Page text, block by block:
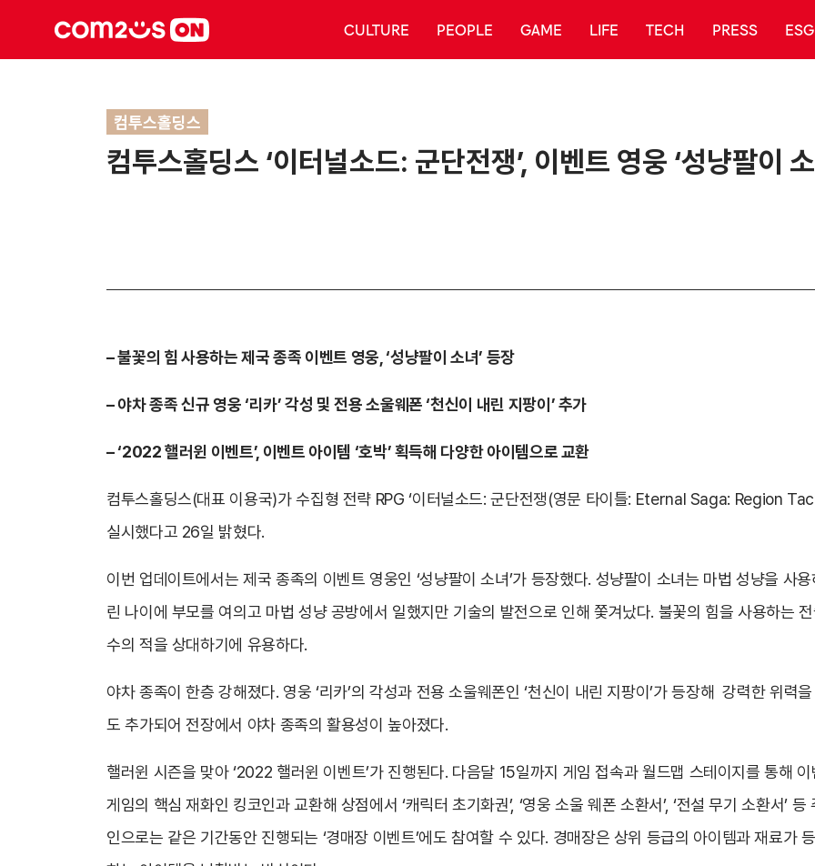
CULTURE PEOPLE GAME LIFE TECH PRESS ESG
컴투스홀딩스
컴투스홀딩스 ‘이터널소드: 군단전쟁’, 이벤트 영웅 ‘성냥팔이
–불꽃의 힘 사용하는 제국 종족 이벤트 영웅, ‘성냥팔이 소녀’ 등장
–야차 종족 신규 영웅 ‘리카’ 각성 및 전용 소울웨폰 ‘천신이 내린 지팡이’ 추가
–‘2022 핼러윈 이벤트’, 이벤트 아이템 ‘호박’ 획득해 다양한 아이템으로 교환
컴투스홀딩스(대표 이용국)가 수집형 전략 RPG ‘이터널소드: 군단전쟁(영문 타이틀: Eternal Saga: Region
실시했다고 26일 밝혔다.
이번 업데이트에서는 제국 종족의 이벤트 영웅인 ‘성냥팔이 소녀’가 등장했다. 성냥팔이 소녀는 마법 성냥을 사
린 나이에 부모를 여의고 마법 성냥 공방에서 일했지만 기술의 발전으로 인해 쫓겨났다. 불꽃의 힘을 사용하는
수의 적을 상대하기에 유용하다.
야차 종족이 한층 강해졌다. 영웅 ‘리카’의 각성과 전용 소울웨폰인 ‘천신이 내린 지팡이’가 등장해 강력한 위력
도 추가되어 전장에서 야차 종족의 활용성이 높아졌다.
핼러윈 시즌을 맞아 ‘2022 핼러윈 이벤트’가 진행된다. 다음달 15일까지 게임 접속과 월드맵 스테이지를 통해
게임의 핵심 재화인 킹코인과 교환해 상점에서 ‘캐릭터 초기화권’, ‘영웅 소울 웨폰 소환서’, ‘전설 무기 소환서’
인으로는 같은 기간동안 진행되는 ‘경매장 이벤트’에도 참여할 수 있다. 경매장은 상위 등급의 아이템과 재료가